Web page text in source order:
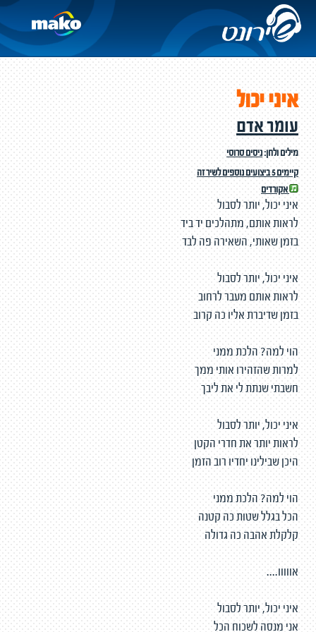
איני יכול
עומר אדם
מילים ולחן:ניסים סרוסי
קיימים 5 ביצועים נוספים לשיר זה
אקורדים
איני יכול, יותר לסבול
לראות אותם, מתהלכים יד ביד
בזמן שאותי, השאירה פה לבד
איני יכול, יותר לסבול
לראות אותם מעבר לרחוב
בזמן שדיברת אליו כה קרוב
הוי למה? הלכת ממני
למרות שהזהירו אותי ממך
חשבתי שנתת לי את ליבך
איני יכול, יותר לסבול
לראות יותר את חדרי הקטן
היכן שבילינו יחדיו רוב הזמן
הוי למה? הלכת ממני
הכל בגלל שטות כה קטנה
קלקלת אהבה כה גדולה
אווווו....
איני יכול, יותר לסבול
אני מנסה לשכוח הכל